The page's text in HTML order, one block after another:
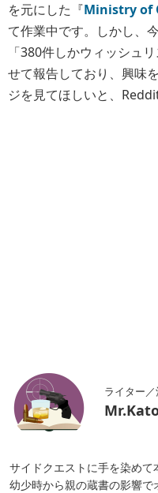
を元にした『Ministry of
て作業中です。しかし、
「380件しかウィッシュ
せて報告しており、興味
ジを見てほしいと、
ライター
サイドクエストに手を染め
幼少時から親の蔵書の影響